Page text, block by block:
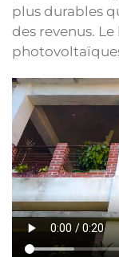
plus durables
des revenus.